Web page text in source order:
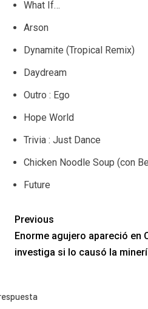
What If…
Arson
Dynamite (Tropical Remix)
Daydream
Outro : Ego
Hope World
Trivia : Just Dance
Chicken Noodle Soup (con
Future
Previous
Enorme agujero apareció en
investiga si lo causó la